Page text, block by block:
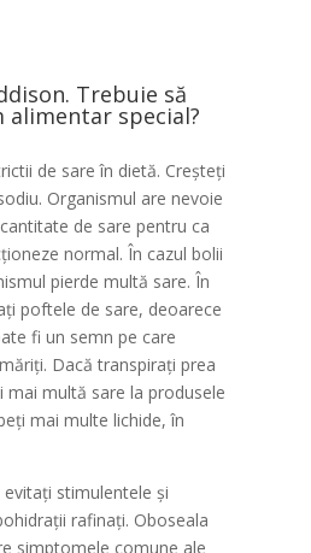
Trebuie să
alimentar special?
de sare în dietă. Creșteți
Organismul are nevoie
de sare pentru ca
normal. În cazul bolii
pierde multă sare. În
poftele de sare, deoarece
fi un semn pe care
Dacă transpirați prea
mai multă sare la produsele
mai multe lichide, în
evitați stimulentele și
rafinați. Oboseala
simptomele comune ale